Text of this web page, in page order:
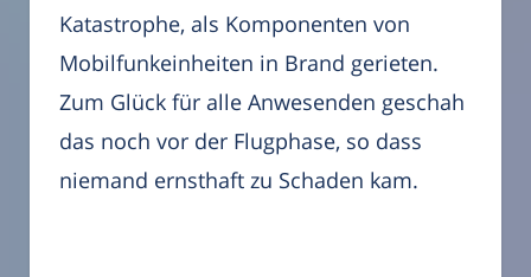
Katastrophe, als Komponenten von
Mobilfunkeinheiten in Brand gerieten.
Zum Glück für alle Anwesenden geschah
das noch vor der Flugphase, so dass
niemand ernsthaft zu Schaden kam.